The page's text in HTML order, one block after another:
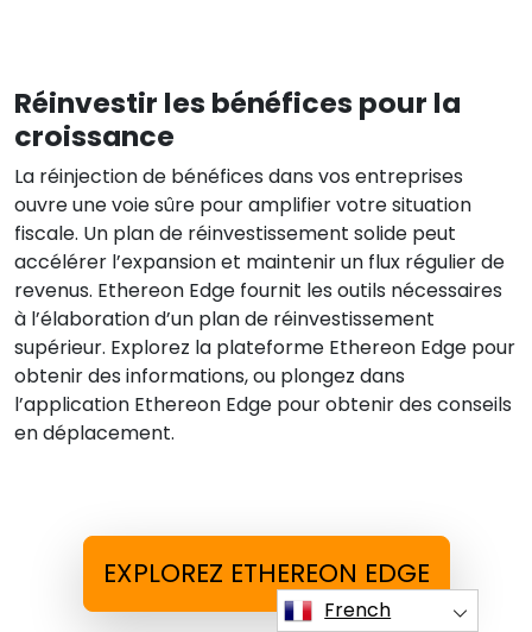
Réinvestir les bénéfices pour la
croissance
La réinjection de bénéfices dans vos entreprises
ouvre une voie sûre pour amplifier votre situation
fiscale. Un plan de réinvestissement solide peut
accélérer l’expansion et maintenir un flux régulier de
revenus. Ethereon Edge fournit les outils nécessaires
à l’élaboration d’un plan de réinvestissement
supérieur. Explorez la plateforme Ethereon Edge pour
obtenir des informations, ou plongez dans
l’application Ethereon Edge pour obtenir des conseils
en déplacement.
EXPLOREZ ETHEREON EDGE
French